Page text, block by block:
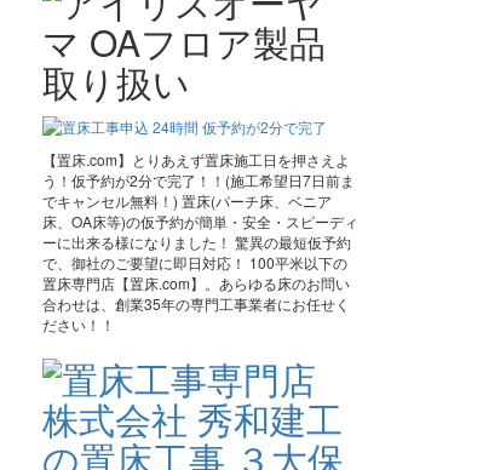
【置床.com】とりあえず置床施工日を押さえよ
う！仮予約が2分で完了！！(施工希望日7日前ま
でキャンセル無料！) 置床(パーチ床、ベニア
床、OA床等)の仮予約が簡単・安全・スピーディ
ーに出来る様になりました！ 驚異の最短仮予約
で、御社のご要望に即日対応！ 100平米以下の
置床専門店【置床.com】。あらゆる床のお問い
合わせは、創業35年の専門工事業者にお任せく
ださい！！